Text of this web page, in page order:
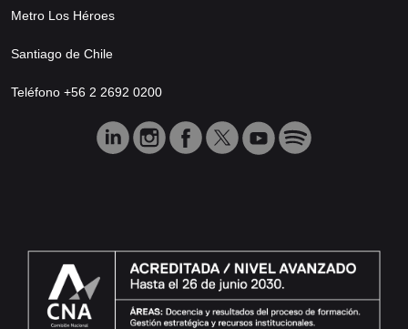
Metro Los Héroes
Santiago de Chile
Teléfono +56 2 2692 0200